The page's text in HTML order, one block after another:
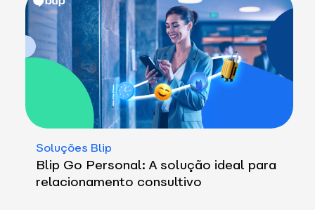
Soluções Blip
Blip Go Personal: A solução ideal para
relacionamento consultivo